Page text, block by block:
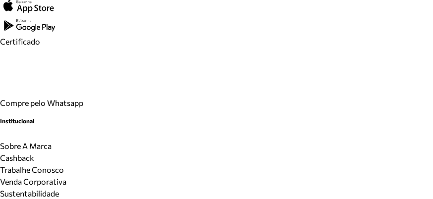
Certificado
Compre pelo Whatsapp
Institucional
Sobre A Marca
Cashback
Trabalhe Conosco
Venda Corporativa
Sustentabilidade